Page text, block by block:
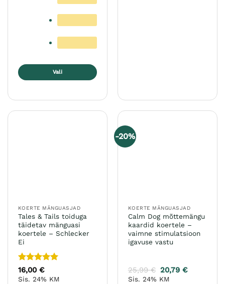
Vali
KOERTE MÄNGUASJAD
Tales & Tails toiduga
täidetav mänguasi
koertele – Schlecker
Ei
Hinnanguga
5/ 5
16,00 €
Sis. 24% KM
-20%
KOERTE MÄNGUASJAD
Calm Dog mõttemängu
kaardid koertele –
vaimne stimulatsioon
igavuse vastu
25,99€ 20,79€
Sis. 24% KM